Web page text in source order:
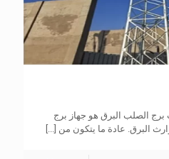
الصلب البرق هو جهاز برج
البرق. عادة ما يتكون من [...]